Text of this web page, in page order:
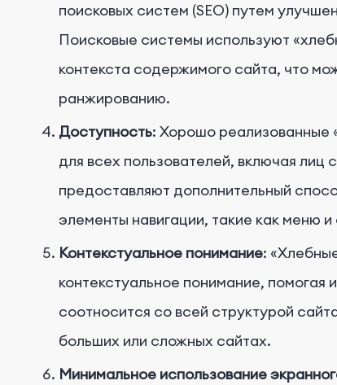
поисковых систем (SEO) путем
Поисковые системы используют
контекста содержимого сайта, что
ранжированию.
Доступность: Хорошо реализованные
для всех пользователей, включая
предоставляют дополнительный
элементы навигации, такие как меню и
Контекстуальное понимание:
контекстуальное понимание, помогая
соотносится со всей структурой
больших или сложных сайтах.
Минимальное использование